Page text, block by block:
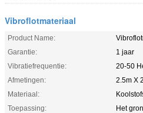
Vibroflotmateriaal
Product Name:
Garantie:
1 jaar
Vibratiefrequentie:
20-50
Afmetingen:
2.5m X
Materiaal:
Toepassing:
Het